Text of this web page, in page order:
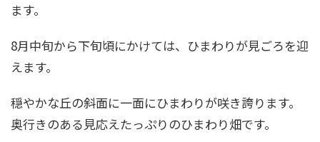
ます。
8月中旬から下旬頃にかけては、ひまわりが見ごろを迎
えます。
穏やかな丘の斜面に一面にひまわりが咲き誇ります。
奥行きのある見応えたっぷりのひまわり畑です。